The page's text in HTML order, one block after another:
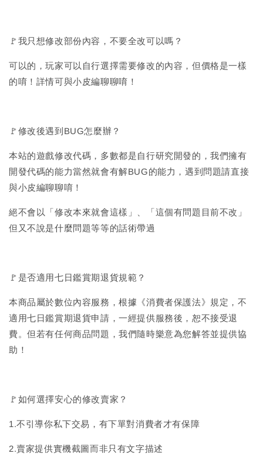
🚩我只想修改部份內容，不要全改可以嗎？
可以的，玩家可以自行選擇需要修改的內容，但價格是一樣
的唷！詳情可與小皮編聊聊唷！
🚩修改後遇到BUG怎麼辦？
本站的遊戲修改代碼，多數都是自行研究開發的，我們擁有
開發代碼的能力當然就會有解BUG的能力，遇到問題請直接
與小皮編聊聊唷！
絕不會以「修改本來就會這樣」、「這個有問題目前不改」
但又不說是什麼問題等等的話術帶過
🚩是否適用七日鑑賞期退貨規範？
本商品屬於數位內容服務，根據《消費者保護法》規定，不
適用七日鑑賞期退貨申請，一經提供服務後，恕不接受退
費。但若有任何商品問題，我們隨時樂意為您解答並提供協
助！
🚩如何選擇安心的修改賣家？
1.不引導你私下交易，有下單對消費者才有保障
2.賣家提供實機截圖而非只有文字描述